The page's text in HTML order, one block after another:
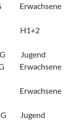
Erwachsene
H1+2
Jugend
Erwachsene
Erwachsene
Jugend